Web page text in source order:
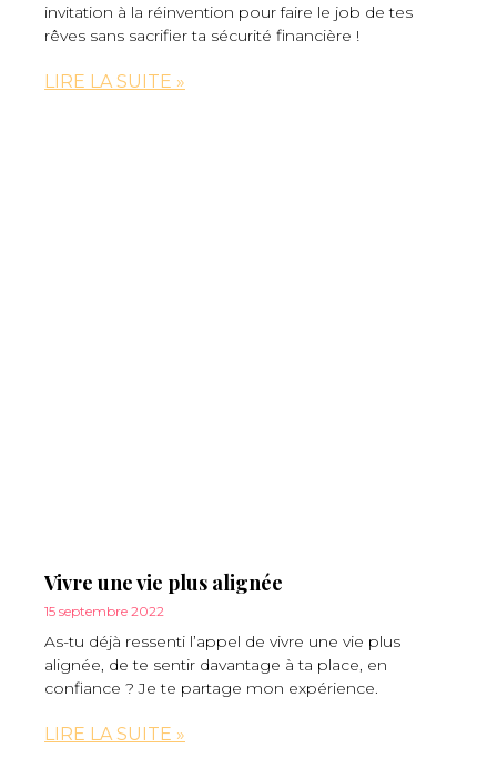
invitation à la réinvention pour faire le job de tes
rêves sans sacrifier ta sécurité financière !
LIRE LA SUITE »
Vivre une vie plus alignée
15 septembre 2022
As-tu déjà ressenti l’appel de vivre une vie plus
alignée, de te sentir davantage à ta place, en
confiance ? Je te partage mon expérience.
LIRE LA SUITE »